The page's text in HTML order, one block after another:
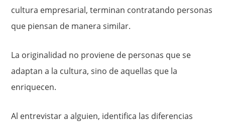
cultura empresarial, terminan contratando personas
que piensan de manera similar.
La originalidad no proviene de personas que se
adaptan a la cultura, sino de aquellas que la
enriquecen.
Al entrevistar a alguien, identifica las diferencias